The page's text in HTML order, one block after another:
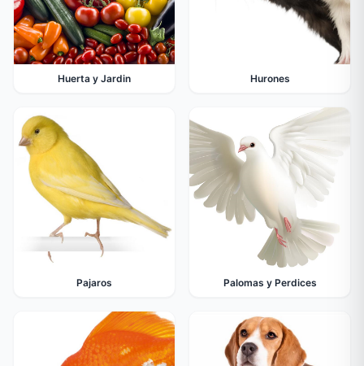
Huerta y Jardin Hurones
Pajaros Palomas y Perdices